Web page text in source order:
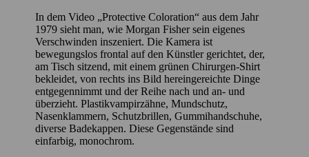
In dem Video „Protective Coloration“ aus dem Jahr
1979 sieht man, wie Morgan Fisher sein eigenes
Verschwinden inszeniert. Die Kamera ist
bewegungslos frontal auf den Künstler gerichtet, der,
am Tisch sitzend, mit einem grünen Chirurgen-Shirt
bekleidet, von rechts ins Bild hereingereichte Dinge
entgegennimmt und der Reihe nach und an- und
überzieht. Plastikvampirzähne, Mundschutz,
Nasenklammern, Schutzbrillen, Gummihandschuhe,
diverse Badekappen. Diese Gegenstände sind
einfarbig, monochrom.